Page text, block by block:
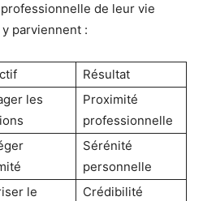
de leur vie
parviennent :
Résultat
les
Proximité
professionnelle
Sérénité
personnelle
le
Crédibilité